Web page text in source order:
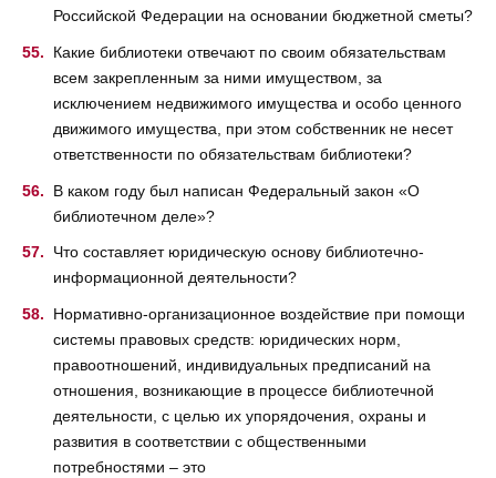
Российской Федерации на основании бюджетной сметы?
Какие библиотеки отвечают по своим обязательствам
всем закрепленным за ними имуществом, за
исключением недвижимого имущества и особо ценного
движимого имущества, при этом собственник не несет
ответственности по обязательствам библиотеки?
В каком году был написан Федеральный закон «О
библиотечном деле»?
Что составляет юридическую основу библиотечно-
информационной деятельности?
Нормативно-организационное воздействие при помощи
системы правовых средств: юридических норм,
правоотношений, индивидуальных предписаний на
отношения, возникающие в процессе библиотечной
деятельности, с целью их упорядочения, охраны и
развития в соответствии с общественными
потребностями – это